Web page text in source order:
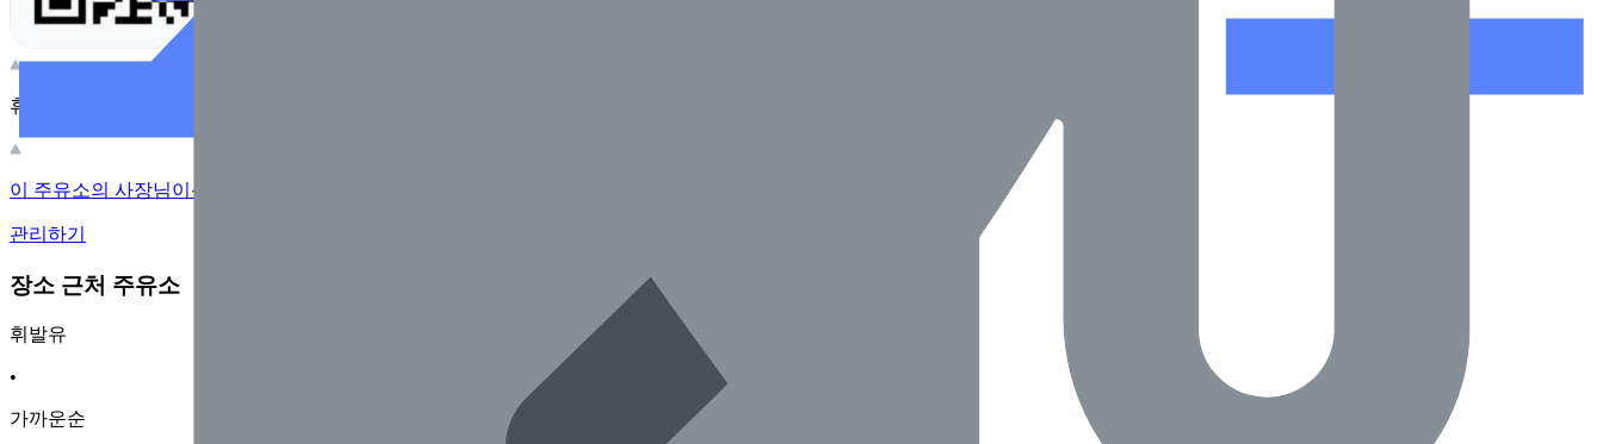
휴대전화 카메라로 찍어보세요
이 주유소의 사장님이신가요?
관리하기
장소 근처 주유소
휘발유
•
가까운순